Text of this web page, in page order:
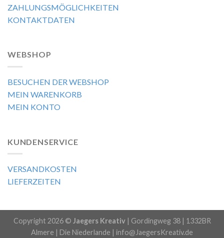
ZAHLUNGSMÖGLICHKEITEN
KONTAKTDATEN
WEBSHOP
BESUCHEN DER WEBSHOP
MEIN WARENKORB
MEIN KONTO
KUNDENSERVICE
VERSANDKOSTEN
LIEFERZEITEN
Copyright 2026 © Jaegers Kreativ| Gordingweg 38 | 1332BR
Almere | Die Niederlande | info@JaegersKreativ.de